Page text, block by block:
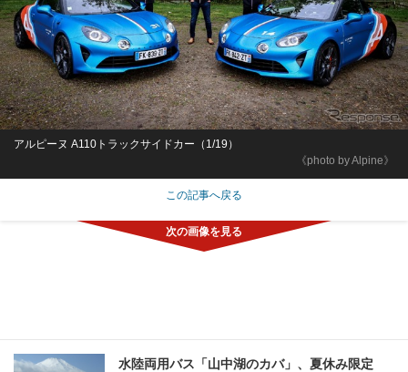
《photo by Alpine》
アルピーヌ A110トラックサイドカー（1/19）
この記事へ戻る
水陸両用バス「山中湖のカバ」、夏休み限定